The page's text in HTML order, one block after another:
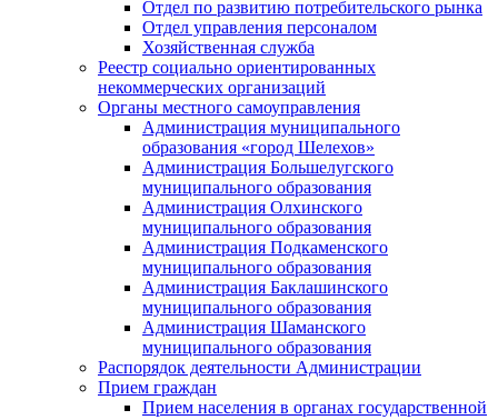
Отдел по развитию потребительского рынка
Отдел управления персоналом
Хозяйственная служба
Реестр социально ориентированных
некоммерческих организаций
Органы местного самоуправления
Администрация муниципального
образования «город Шелехов»
Администрация Большелугского
муниципального образования
Администрация Олхинского
муниципального образования
Администрация Подкаменского
муниципального образования
Администрация Баклашинского
муниципального образования
Администрация Шаманского
муниципального образования
Распорядок деятельности Администрации
Прием граждан
Прием населения в органах государственной